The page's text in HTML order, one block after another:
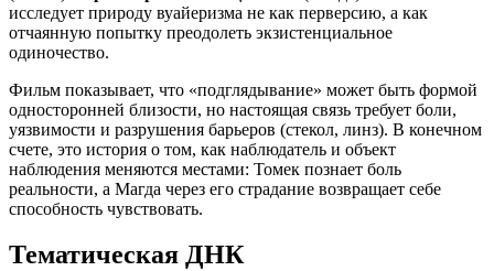
исследует природу вуайеризма не как перверсию, а как
отчаянную попытку преодолеть экзистенциальное
одиночество.
Фильм показывает, что «подглядывание» может быть формой
односторонней близости, но настоящая связь требует боли,
уязвимости и разрушения барьеров (стекол, линз). В конечном
счете, это история о том, как наблюдатель и объект
наблюдения меняются местами: Томек познает боль
реальности, а Магда через его страдание возвращает себе
способность чувствовать.
Тематическая ДНК